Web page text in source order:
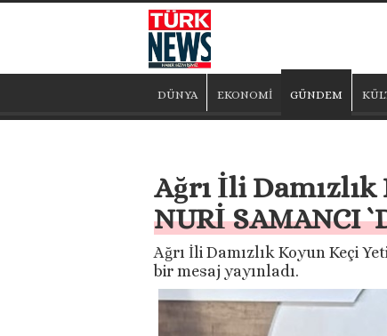
DÜNYA EKONOMİ GÜNDEM
Ağrı İli
NURİ SAMANCI
Ağrı İli Damızlık Koyun Keçi
bir mesaj yayınladı.